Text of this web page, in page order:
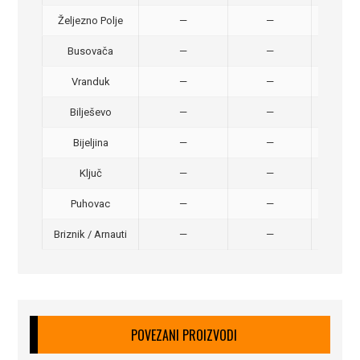
Željezno Polje — —
Busovača — —
Vranduk — —
Bilješevo — —
Bijeljina — —
Ključ — —
Puhovac — —
Briznik / Arnauti — —
POVEZANI PROIZVODI